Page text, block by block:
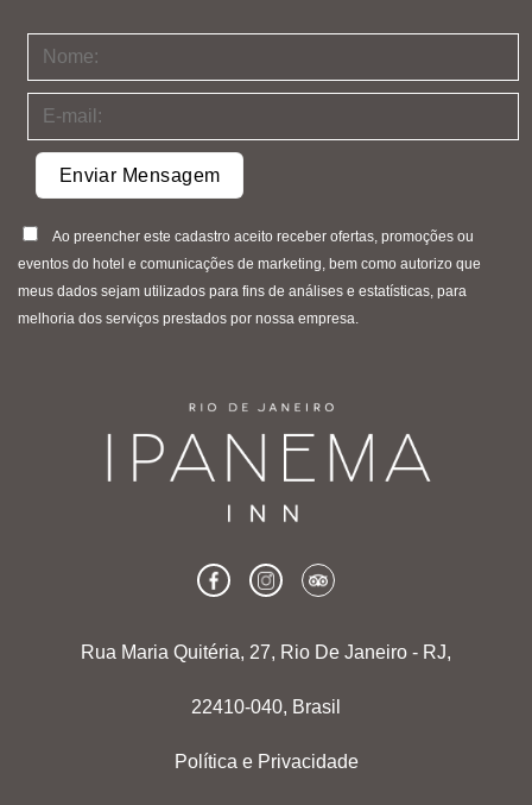
Ao preencher este cadastro aceito receber ofertas, promoções ou
eventos do hotel e comunicações de marketing, bem como autorizo que
meus dados sejam utilizados para fins de análises e estatísticas, para
melhoria dos serviços prestados por nossa empresa.
Rua Maria Quitéria, 27, Rio De Janeiro - RJ,
22410-040, Brasil
Política e Privacidade